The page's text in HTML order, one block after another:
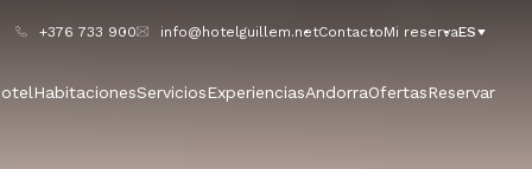
+376 733 900 info@hotelguillem.netContactoMi reservaES
HabitacionesServiciosExperienciasAndorraOfertasReservar